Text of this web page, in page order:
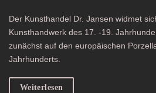
Der Kunsthandel Dr. Jansen widmet
Kunsthandwerk des 17. -19.
zunächst auf den europäischen
Jahrhunderts.
Weiterlesen